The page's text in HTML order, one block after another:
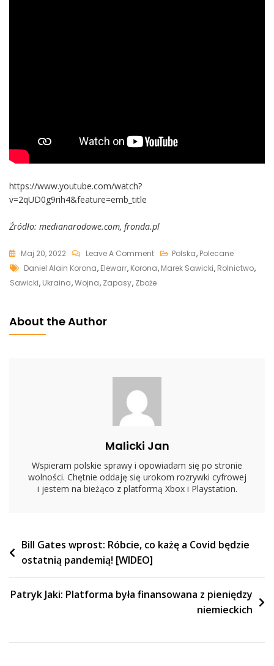
https://www.youtube.com/watch?
v=2qUD0g9rih4&feature=emb_title
Źródło: medianarodowe.com, fronda.pl
Maj 20, 2022 Leave A CommentOn
Marek
Sawicki
Strategicznych
Polska, Polecane
Tags
Daniel Alain Korona, Elewarr, Korona, Marek Sawicki, Rolnictwo,
Sawicki, Ukraina,Wojna, Zapasy, Zboże
About the Author
Malicki Jan
Wspieram polskie sprawy i opowiadam się po stronie
wolności. Chętnie oddaję się urokom rozrywki cyfrowej
i jestem na bieżąco z platformą Xbox i Playstation.
Nawigacja
wpisu
Bill Gates wprost: Róbcie, co każę a Covid będzie
ostatnią pandemią! [WIDEO]
Patryk Jaki: Platforma była finansowana z pieniędzy
niemieckich